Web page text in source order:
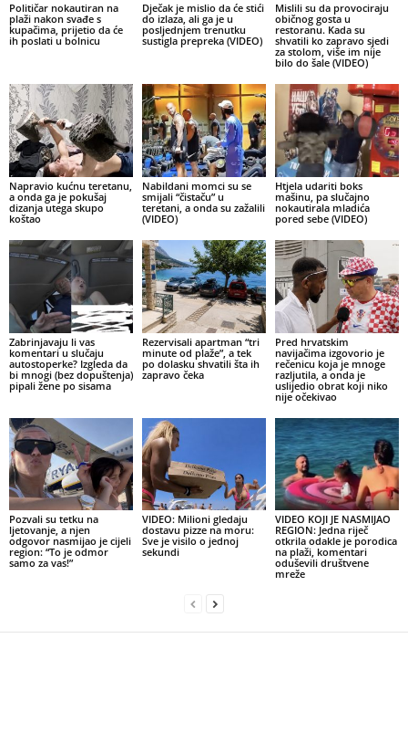
Političar nokautiran na
plaži nakon svađe s
kupačima, prijetio da će
ih poslati u bolnicu
Dječak je mislio da će stići
do izlaza, ali ga je u
posljednjem trenutku
sustigla prepreka (VIDEO)
Mislili su da provociraju
običnog gosta u
restoranu. Kada su
shvatili ko zapravo sjedi
za stolom, više im nije
bilo do šale (VIDEO)
Napravio kućnu teretanu,
a onda ga je pokušaj
dizanja utega skupo
koštao
Nabildani momci su se
smijali “čistaču” u
teretani, a onda su zažalili
(VIDEO)
Htjela udariti boks
mašinu, pa slučajno
nokautirala mladića
pored sebe (VIDEO)
Zabrinjavaju li vas
komentari u slučaju
autostoperke? Izgleda da
bi mnogi (bez dopuštenja)
pipali žene po sisama
Rezervisali apartman “tri
minute od plaže”, a tek
po dolasku shvatili šta ih
zapravo čeka
Pred hrvatskim
navijačima izgovorio je
rečenicu koja je mnoge
razljutila, a onda je
uslijedio obrat koji niko
nije očekivao
Pozvali su tetku na
ljetovanje, a njen
odgovor nasmijao je cijeli
region: “To je odmor
samo za vas!”
VIDEO: Milioni gledaju
dostavu pizze na moru:
Sve je visilo o jednoj
sekundi
VIDEO KOJI JE NASMIJAO
REGION: Jedna riječ
otkrila odakle je porodica
na plaži, komentari
oduševili društvene
mreže